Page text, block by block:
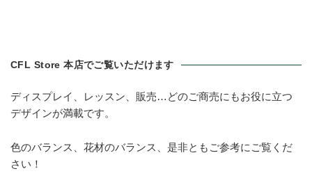
CFL Store 本店でご覧いただけます
ディスプレイ、レッスン、販売…どのご商売にもお役に立つ
デザインが満載です。
色のバランス、花材のバランス、是非ともご参考にご覧くだ
さい！